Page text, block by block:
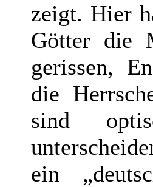
zeigt. Hier
Götter die
gerissen,
die
sind
ein